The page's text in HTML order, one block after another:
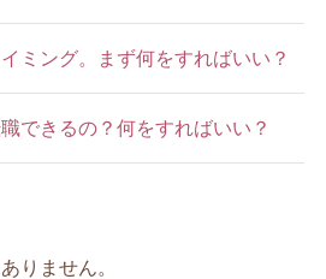
ミング。まず何をすればいい？
できるの？何をすればいい？
りません。